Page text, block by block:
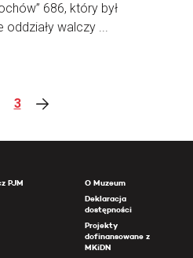
686, który był
walczy ...
3
PJM
O Muzeum
Deklaracja
dostępności
Projekty
dofinansowane z
MKiDN